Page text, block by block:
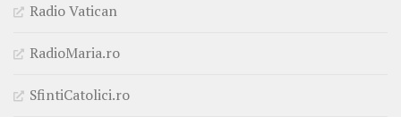
Radio Vatican
RadioMaria.ro
SfintiCatolici.ro